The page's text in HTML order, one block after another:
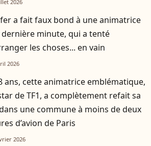
2026
a fait faux bond à une animatrice
dernière minute, qui a tenté
les choses... en vain
2026
ans, cette animatrice emblématique,
de TF1, a complètement refait sa
une commune à moins de deux
d’avion de Paris
2026